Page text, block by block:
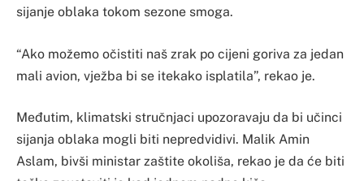
sijanje oblaka tokom sezone smoga.
“Ako možemo očistiti naš zrak po cijeni goriva za jedan
mali avion, vježba bi se itekako isplatila”, rekao je.
Međutim, klimatski stručnjaci upozoravaju da bi učinci
sijanja oblaka mogli biti nepredvidivi. Malik Amin
Aslam, bivši ministar zaštite okoliša, rekao je da će biti